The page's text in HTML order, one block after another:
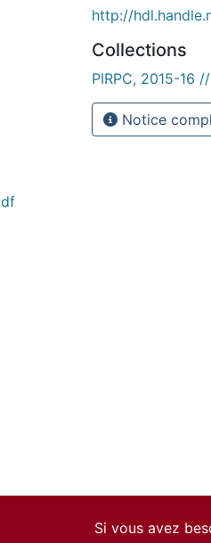
http://
Collections
PIRPC, 2015-16
Notice
Si vous avez